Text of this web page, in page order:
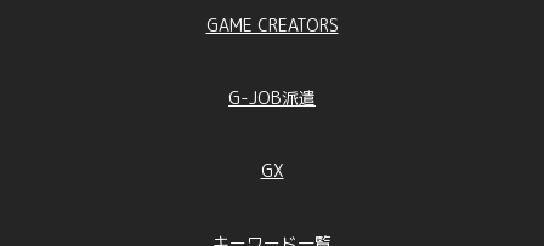
GAME CREATORS
G-JOB派遣
GX